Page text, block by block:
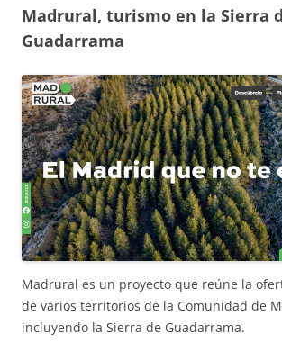
Madrural, turismo en la Sierra
Guadarrama
Madrural es un proyecto que reúne la
de varios territorios de la Comunidad de
incluyendo la Sierra de Guadarrama.